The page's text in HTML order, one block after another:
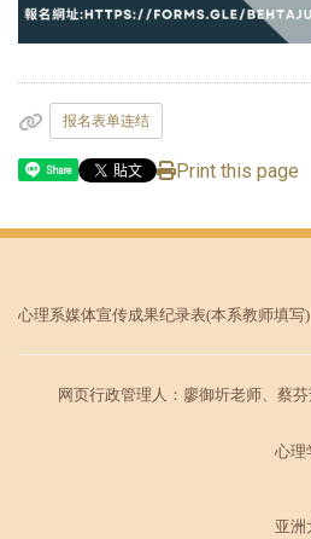
报名表单连结
Share Print this page
心理系媒体宣传成果纪录表(本系教师填写)
网页行政管理人：廖御圻
心理
亚洲